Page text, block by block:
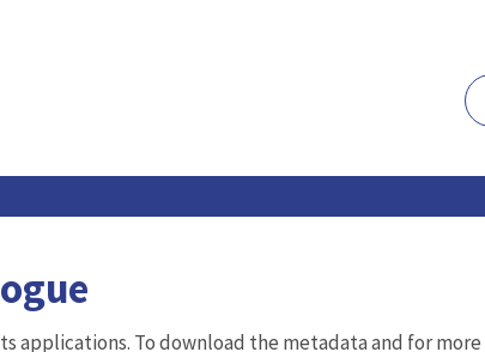
applications. To download the metadata and for